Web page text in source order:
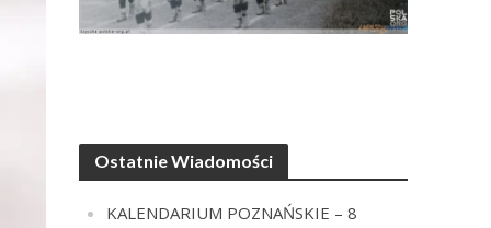
Ostatnie Wiadomości
KALENDARIUM POZNAŃSKIE – 8